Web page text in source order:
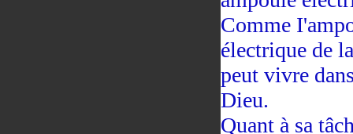
Comme
électrique de
peut vivre
Dieu.
Quant à sa